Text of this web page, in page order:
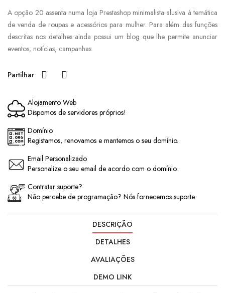
A opção 20 assenta numa loja Prestashop minimalista alusiva à temática
de venda de roupas e acessórios para mulher. Para além das funções
descritas nos detalhes ainda possui um blog que lhe permite anunciar
eventos, notícias, campanhas.
Partilhar
Alojamento Web
Dispomos de servidores próprios!
Domínio
Registamos, renovamos e mantemos o seu domínio.
Email Personalizado
Personalize o seu email de acordo com o domínio.
Contratar suporte?
Não percebe de programação? Nós fornecemos suporte.
DESCRIÇÃO
DETALHES
AVALIAÇÕES
DEMO LINK